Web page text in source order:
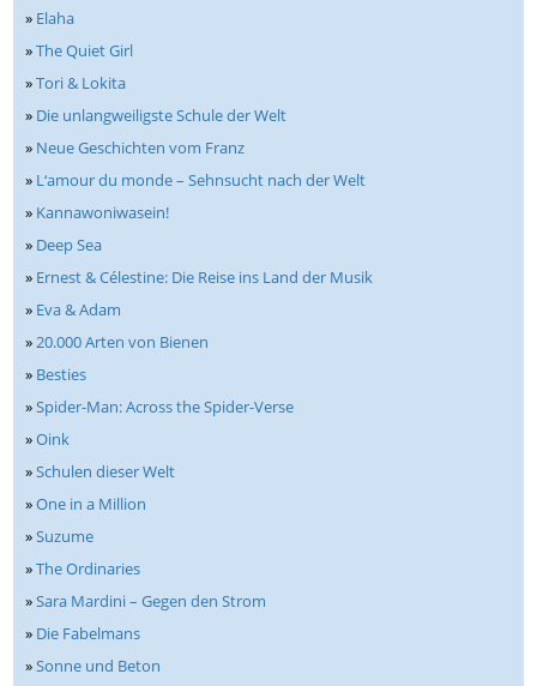
» Elaha
»The Quiet Girl
»Tori & Lokita
» Die unlangweiligste Schule der Welt
» Neue Geschichten vom Franz
» L‘amour du monde – Sehnsucht nach der Welt
» Kannawoniwasein!
» Deep Sea
» Ernest & Célestine: Die Reise ins Land der Musik
» Eva & Adam
»20.000 Arten von Bienen
» Besties
»Spider-Man: Across the Spider-Verse
»Oink
»Schulen dieser Welt
»One in a Million
»Suzume
»The Ordinaries
»Sara Mardini – Gegen den Strom
» Die Fabelmans
»Sonne und Beton